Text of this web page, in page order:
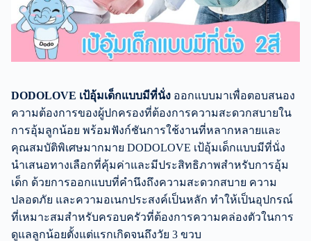
DODOLOVE เป้อุ้มเด็กแบบมีที่นั่ง ออกแบบมาเพื่อตอบสนอง
ความต้องการของผู้ปกครองที่ต้องการความสะดวกสบายใน
การอุ้มลูกน้อย พร้อมฟังก์ชันการใช้งานที่หลากหลายและ
คุณสมบัติพิเศษมากมาย DODOLOVE เป้อุ้มเด็กแบบมีที่นั่ง
นำเสนอทางเลือกที่คุ้มค่าและมีประสิทธิภาพสำหรับการอุ้ม
เด็ก ด้วยการออกแบบที่คำนึงถึงความสะดวกสบาย ความ
ปลอดภัย และความอเนกประสงค์เป็นหลัก ทำให้เป็นอุปกรณ์
ที่เหมาะสมสำหรับครอบครัวที่ต้องการความคล่องตัวในการ
ดูแลลูกน้อยตั้งแต่แรกเกิดจนถึงวัย 3 ขวบ